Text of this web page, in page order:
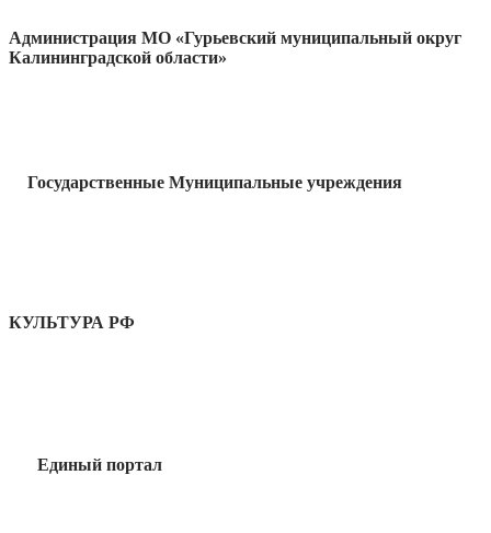
Администрация МО «Гурьевский муниципальный округ
Калининградской области»
Государственные Муниципальные учреждения
КУЛЬТУРА РФ
Единый портал